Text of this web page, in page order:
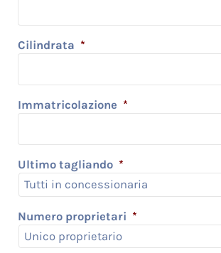
Cilindrata *
Immatricolazione *
Ultimo tagliando *
Numero proprietari *